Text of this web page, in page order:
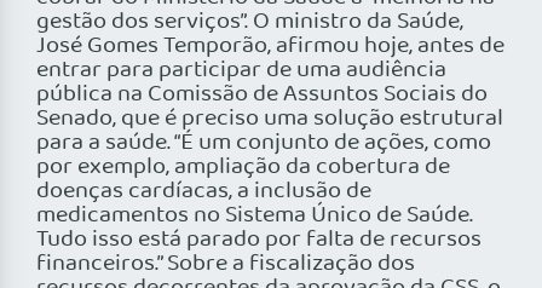
gestão dos serviços”. O ministro da Saúde,
José Gomes Temporão, afirmou hoje, antes de
entrar para participar de uma audiência
pública na Comissão de Assuntos Sociais do
Senado, que é preciso uma solução estrutural
para a saúde. “É um conjunto de ações, como
por exemplo, ampliação da cobertura de
doenças cardíacas, a inclusão de
medicamentos no Sistema Único de Saúde.
Tudo isso está parado por falta de recursos
financeiros.” Sobre a fiscalização dos